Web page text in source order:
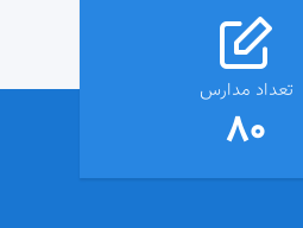
تعداد مدارس
80